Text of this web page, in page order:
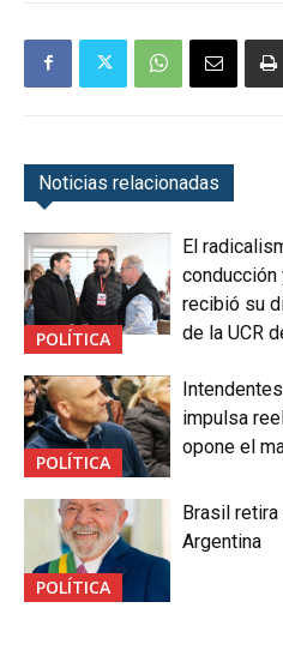
Noticias relacionadas
POLÍTICA
El
recibió su
de la UCR
POLÍTICA
impulsa
opone el
POLÍTICA
Brasil
Argentina